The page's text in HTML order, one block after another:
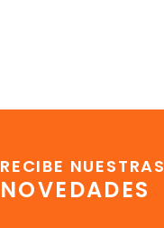
RECIBE NUESTRAS
NOVEDADES